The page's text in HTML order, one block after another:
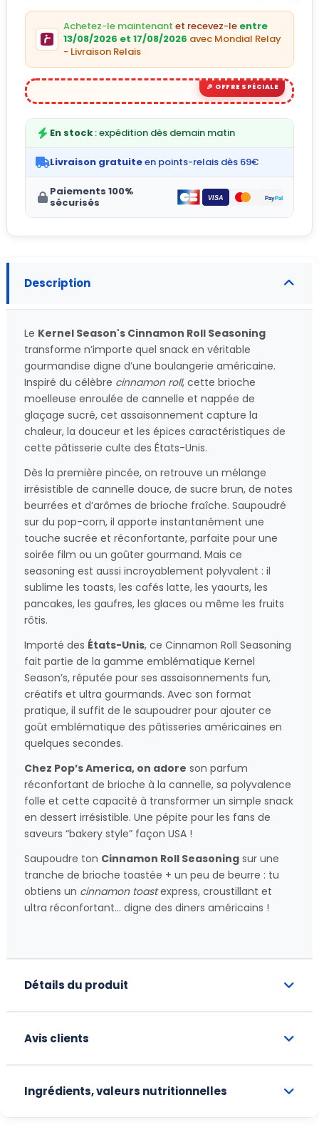
Achetez-le maintenant et recevez-le entre
13/08/2026 et 17/08/2026 avec Mondial Relay
- Livraison Relais
En stock : expédition dès demain matin
Livraison gratuiteen points-relais dès 69€
Paiements 100%
sécurisés
Description
Le Kernel Season's Cinnamon Roll Seasoning
transforme n’importe quel snack en véritable
gourmandise digne d’une boulangerie américaine.
Inspiré du célèbre cinnamon roll, cette brioche
moelleuse enroulée de cannelle et nappée de
glaçage sucré, cet assaisonnement capture la
chaleur, la douceur et les épices caractéristiques de
cette pâtisserie culte des États-Unis.
Dès la première pincée, on retrouve un mélange
irrésistible de cannelle douce, de sucre brun, de notes
beurrées et d’arômes de brioche fraîche. Saupoudré
sur du pop-corn, il apporte instantanément une
touche sucrée et réconfortante, parfaite pour une
soirée film ou un goûter gourmand. Mais ce
seasoning est aussi incroyablement polyvalent : il
sublime les toasts, les cafés latte, les yaourts, les
pancakes, les gaufres, les glaces ou même les fruits
rôtis.
Importé des États-Unis, ce Cinnamon Roll Seasoning
fait partie de la gamme emblématique Kernel
Season’s, réputée pour ses assaisonnements fun,
créatifs et ultra gourmands. Avec son format
pratique, il suffit de le saupoudrer pour ajouter ce
goût emblématique des pâtisseries américaines en
quelques secondes.
Chez Pop’s America, on adore son parfum
réconfortant de brioche à la cannelle, sa polyvalence
folle et cette capacité à transformer un simple snack
en dessert irrésistible. Une pépite pour les fans de
saveurs “bakery style” façon USA !
Saupoudre ton Cinnamon Roll Seasoning sur une
tranche de brioche toastée + un peu de beurre : tu
obtiens un cinnamon toastexpress, croustillant et
ultra réconfortant… digne des diners américains !
Détails du produit
Avis clients
Ingrédients, valeurs nutritionnelles